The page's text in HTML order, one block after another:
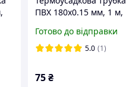
ПВХ 180x0.15 мм, 1 м,
Готово до відправки
5.0 (1)
75 ₴